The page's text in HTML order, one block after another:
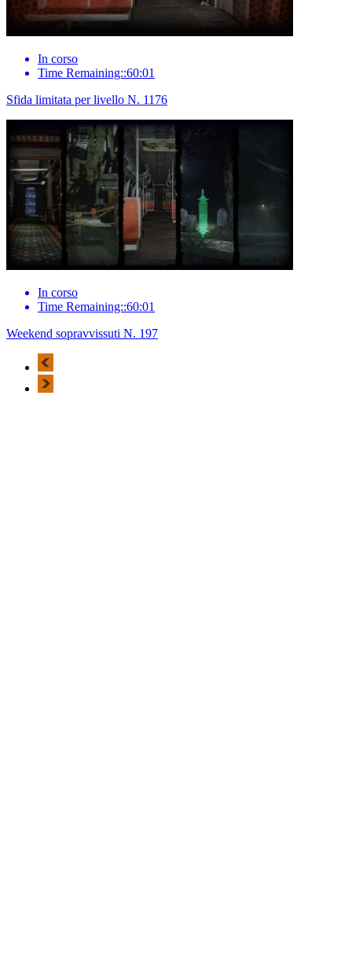
In corso
Time Remaining::60:01
Sfida limitata per livello N. 1176
In corso
Time Remaining::60:01
Weekend sopravvissuti N. 197